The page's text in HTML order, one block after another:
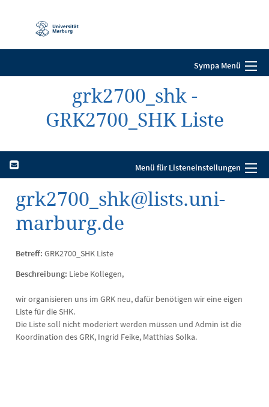
Navigation
Sympa Menü
grk2700_shk -
GRK2700_SHK Liste
Menü für Listeneinstellungen
grk2700_shk@lists.uni-
marburg.de
Betreff: GRK2700_SHK Liste
Beschreibung: Liebe Kollegen,
wir organisieren uns im GRK neu, dafür benötigen wir eine eigen
Liste für die SHK.
Die Liste soll nicht moderiert werden müssen und Admin ist die
Koordination des GRK, Ingrid Feike, Matthias Solka.